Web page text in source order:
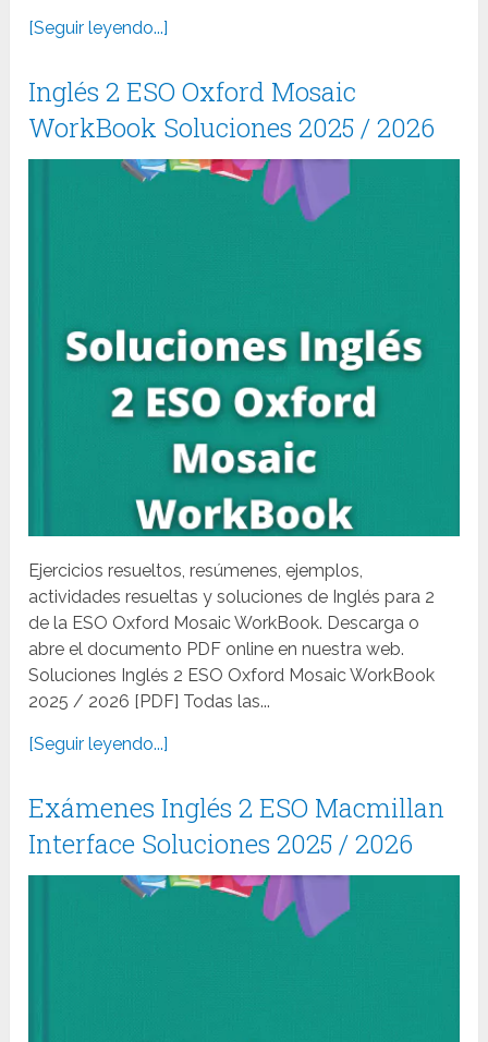
[Seguir leyendo...]
Inglés 2 ESO Oxford Mosaic
WorkBook Soluciones 2025 / 2026
Ejercicios resueltos, resúmenes, ejemplos,
actividades resueltas y soluciones de Inglés para 2
de la ESO Oxford Mosaic WorkBook. Descarga o
abre el documento PDF online en nuestra web.
Soluciones Inglés 2 ESO Oxford Mosaic WorkBook
2025 / 2026 [PDF] Todas las...
[Seguir leyendo...]
Exámenes Inglés 2 ESO Macmillan
Interface Soluciones 2025 / 2026